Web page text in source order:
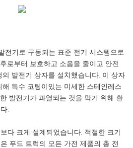
전기로 구동되는 표준 전기 시스템으로
로부터 보호하고 소음을 줄이고 안전
발전기 상자를 설치했습니다. 이 상자
특수 코팅이있는 미세한 스테인레스
발전기가 과열되는 것을 막기 위해 환
.
다 크게 설계되었습니다. 적절한 크기
푸드 트럭의 모든 가전 제품의 총 전